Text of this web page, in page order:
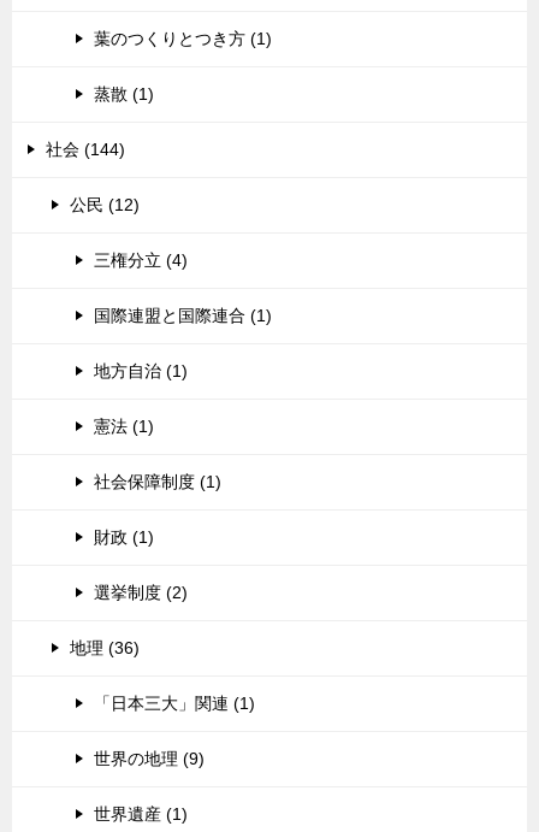
葉のつくりとつき方 (1)
蒸散 (1)
社会 (144)
公民 (12)
三権分立 (4)
国際連盟と国際連合 (1)
地方自治 (1)
憲法 (1)
社会保障制度 (1)
財政 (1)
選挙制度 (2)
地理 (36)
「日本三大」関連 (1)
世界の地理 (9)
世界遺産 (1)